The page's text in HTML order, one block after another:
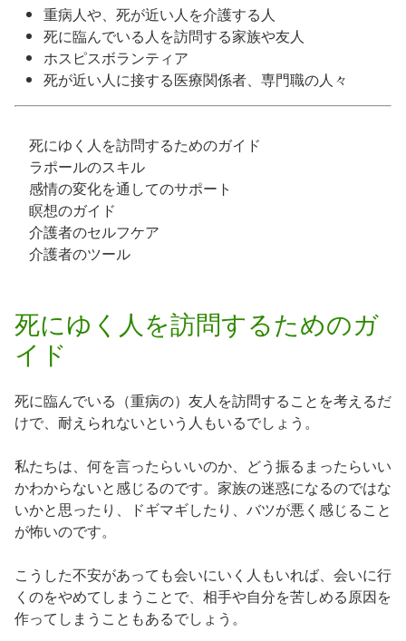
重病人や、死が近い人を介護する人
死に臨んでいる人を訪問する家族や友人
ホスピスボランティア
死が近い人に接する医療関係者、専門職の人々
死にゆく人を訪問するためのガイド
ラポールのスキル
感情の変化を通してのサポート
瞑想のガイド
介護者のセルフケア
介護者のツール
死にゆく人を訪問するためのガ
イド
死に臨んでいる（重病の）友人を訪問することを考えるだ
けで、耐えられないという人もいるでしょう。
私たちは、何を言ったらいいのか、どう振るまったらいい
かわからないと感じるのです。家族の迷惑になるのではな
いかと思ったり、ドギマギしたり、バツが悪く感じること
が怖いのです。
こうした不安があっても会いにいく人もいれば、会いに行
くのをやめてしまうことで、相手や自分を苦しめる原因を
作ってしまうこともあるでしょう。